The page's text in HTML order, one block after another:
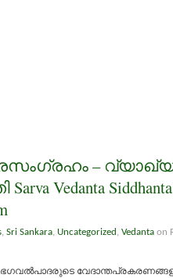
–
Vedanta Siddhanta
, Sri Sankara, Uncategorized , Vedanta on